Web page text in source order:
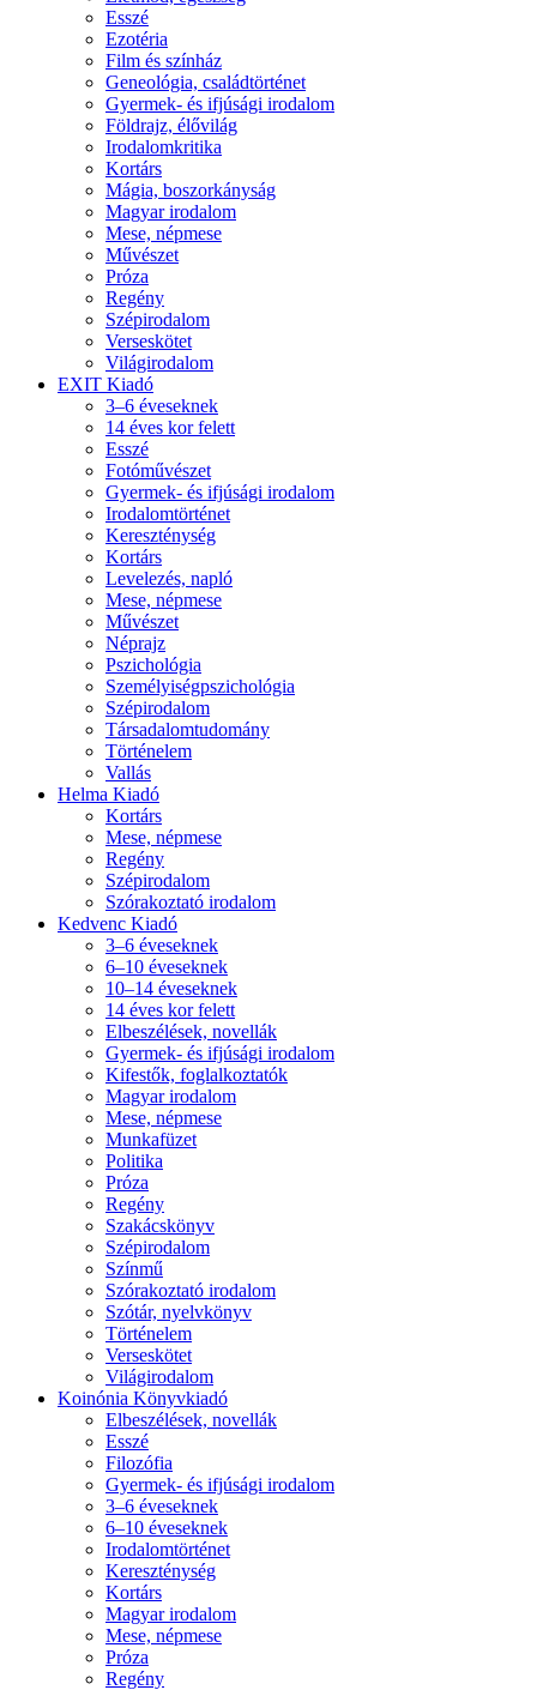
Esszé
Ezotéria
Film és színház
Geneológia, családtörténet
Gyermek- és ifjúsági irodalom
Földrajz, élővilág
Irodalomkritika
Kortárs
Mágia, boszorkányság
Magyar irodalom
Mese, népmese
Művészet
Próza
Regény
Szépirodalom
Verseskötet
Világirodalom
EXIT Kiadó
3–6 éveseknek
14 éves kor felett
Esszé
Fotóművészet
Gyermek- és ifjúsági irodalom
Irodalomtörténet
Kereszténység
Kortárs
Levelezés, napló
Mese, népmese
Művészet
Néprajz
Pszichológia
Személyiségpszichológia
Szépirodalom
Társadalomtudomány
Történelem
Vallás
Helma Kiadó
Kortárs
Mese, népmese
Regény
Szépirodalom
Szórakoztató irodalom
Kedvenc Kiadó
3–6 éveseknek
6–10 éveseknek
10–14 éveseknek
14 éves kor felett
Elbeszélések, novellák
Gyermek- és ifjúsági irodalom
Kifestők, foglalkoztatók
Magyar irodalom
Mese, népmese
Munkafüzet
Politika
Próza
Regény
Szakácskönyv
Szépirodalom
Színmű
Szórakoztató irodalom
Szótár, nyelvkönyv
Történelem
Verseskötet
Világirodalom
Koinónia Könyvkiadó
Elbeszélések, novellák
Esszé
Filozófia
Gyermek- és ifjúsági irodalom
3–6 éveseknek
6–10 éveseknek
Irodalomtörténet
Kereszténység
Kortárs
Magyar irodalom
Mese, népmese
Próza
Regény